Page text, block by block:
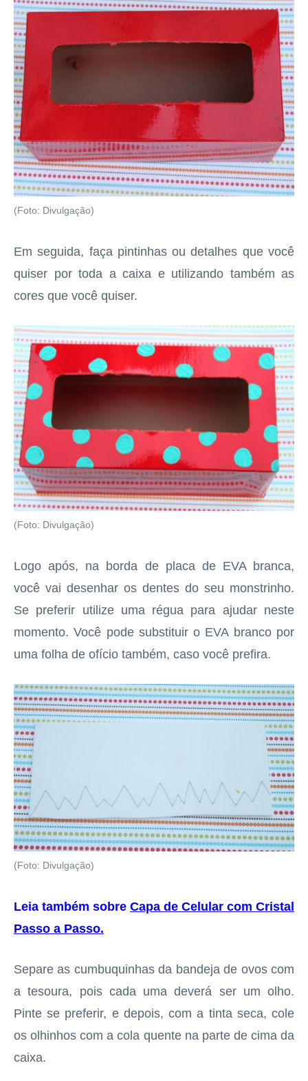
(Foto: Divulgação)
Em seguida, faça pintinhas ou detalhes que você
quiser por toda a caixa e utilizando também as
cores que você quiser.
(Foto: Divulgação)
Logo após, na borda de placa de EVA branca,
você vai desenhar os dentes do seu monstrinho.
Se preferir utilize uma régua para ajudar neste
momento. Você pode substituir o EVA branco por
uma folha de ofício também, caso você prefira.
(Foto: Divulgação)
Leia também sobre Capa de Celular com Cristal
Passo a Passo.
Separe as cumbuquinhas da bandeja de ovos com
a tesoura, pois cada uma deverá ser um olho.
Pinte se preferir, e depois, com a tinta seca, cole
os olhinhos com a cola quente na parte de cima da
caixa.